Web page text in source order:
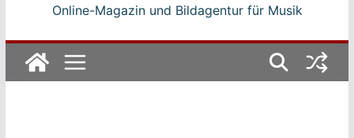
Online-Magazin und Bildagentur für Musik